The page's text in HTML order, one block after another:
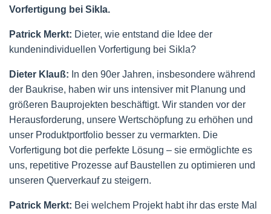
Vorfertigung bei Sikla.
Patrick Merkt: Dieter, wie entstand die Idee der
kundenindividuellen Vorfertigung bei Sikla?
Dieter Klauß: In den 90er Jahren, insbesondere während
der Baukrise, haben wir uns intensiver mit Planung und
größeren Bauprojekten beschäftigt. Wir standen vor der
Herausforderung, unsere Wertschöpfung zu erhöhen und
unser Produktportfolio besser zu vermarkten. Die
Vorfertigung bot die perfekte Lösung – sie ermöglichte es
uns, repetitive Prozesse auf Baustellen zu optimieren und
unseren Querverkauf zu steigern.
Patrick Merkt: Bei welchem Projekt habt ihr das erste Mal